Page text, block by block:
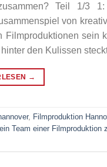
Teil 1/3
von
sein
den Kulissen
→
, Filmproduktion
Team einer Filmproduktion